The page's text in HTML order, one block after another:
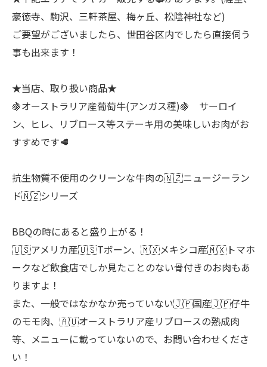
豪徳寺、駒沢、三軒茶屋、梅ヶ丘、松陰神社など)
ご要望がございましたら、世田谷区内でしたら直接伺う
事も出来ます！
★当店、取り扱い商品★
🍇オーストラリア産葡萄牛(アンガス種)🍇 サーロイ
ン、ヒレ、リブロース等ステーキ用の美味しいお肉がお
すすめです🥩
抗生物質不使用のクリーンな牛肉の🇳🇿ニュージーラン
ド🇳🇿シリーズ
BBQの時にあると盛り上がる！
🇺🇸アメリカ産🇺🇸Tボーン、🇲🇽メキシコ産🇲🇽トマホ
ークなど飲食店でしか見たことのない骨付きのお肉もあ
りますよ！
また、一般ではなかなか売っていない🇯🇵国産🇯🇵仔牛
のモモ肉、🇦🇺オーストラリア産リブロースの熟成肉
等、メニューに載っていないので、お問い合わせくださ
い！